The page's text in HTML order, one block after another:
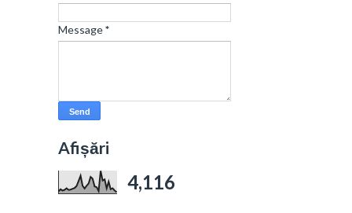
Message*
Afișări
4,116